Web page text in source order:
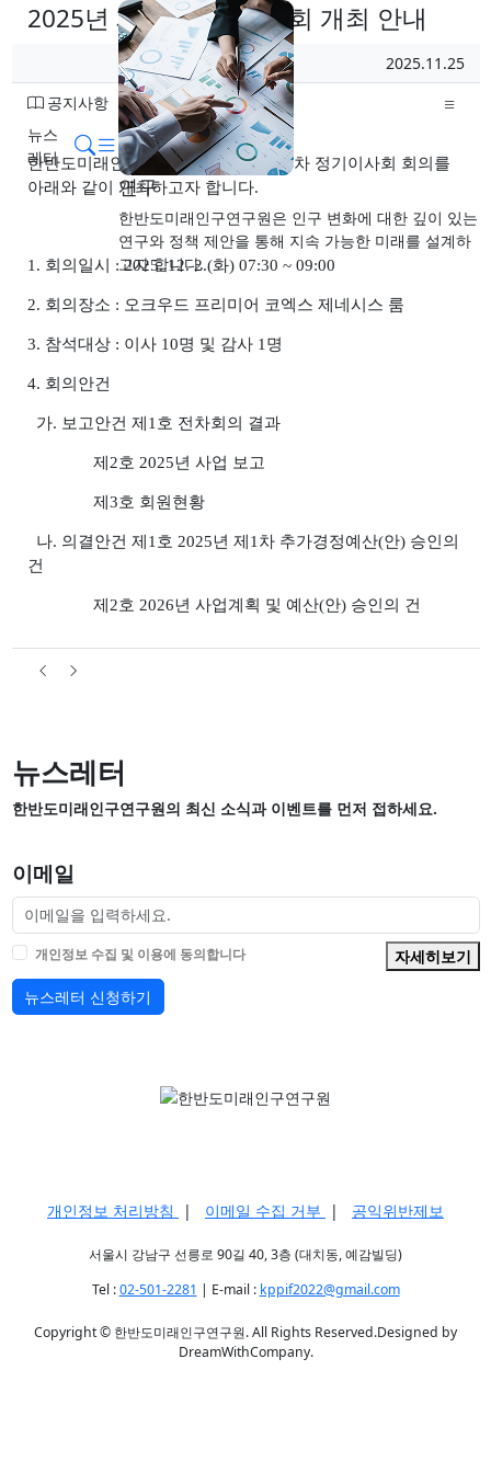
뉴스
레터
검색메뉴
연구
한반도미래인구연구원은 인구 변화에 대한 깊이 있는
연구와 정책 제안을 통해 지속 가능한 미래를 설계하
고자 합니다.
2025년 제2차 정기이사회 개최 안내
페이지 정보 작성일
2025.11.25
분류
공지사항
본문
한반도미래인구연구원의 2025년 제2차 정기이사회 회의를
아래와 같이 개최하고자 합니다.
1. 회의일시 : 2025. 12. 2.(화) 07:30 ~ 09:00
2. 회의장소 : 오크우드 프리미어 코엑스 제네시스 룸
3. 참석대상 : 이사 10명 및 감사 1명
4. 회의안건
가. 보고안건 제1호 전차회의 결과
제2호 2025년 사업 보고
제3호 회원현황
나. 의결안건 제1호 2025년 제1차 추가경정예산(안) 승인의
건
제2호 2026년 사업계획 및 예산(안) 승인의 건
뉴스레터
한반도미래인구연구원의 최신 소식과 이벤트를 먼저 접하세요.
이메일
개인정보 수집 및 이용에 동의합니다
자세히보기
뉴스레터 신청하기
개인정보 처리방침 | 이메일 수집 거부 | 공익위반제보
서울시 강남구 선릉로 90길 40, 3층 (대치동, 예감빌딩)
Tel :02-501-2281 | E-mail : kppif2022@gmail.com
Copyright © 한반도미래인구연구원. All Rights Reserved.Designed by
DreamWithCompany.